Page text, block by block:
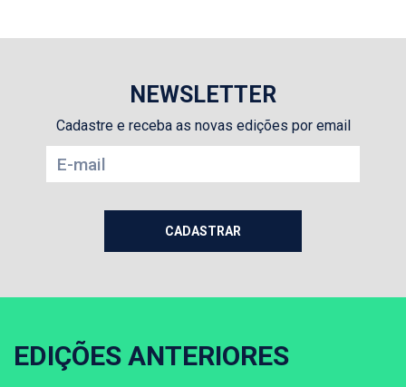
NEWSLETTER
Cadastre e receba as novas edições por email
EDIÇÕES ANTERIORES